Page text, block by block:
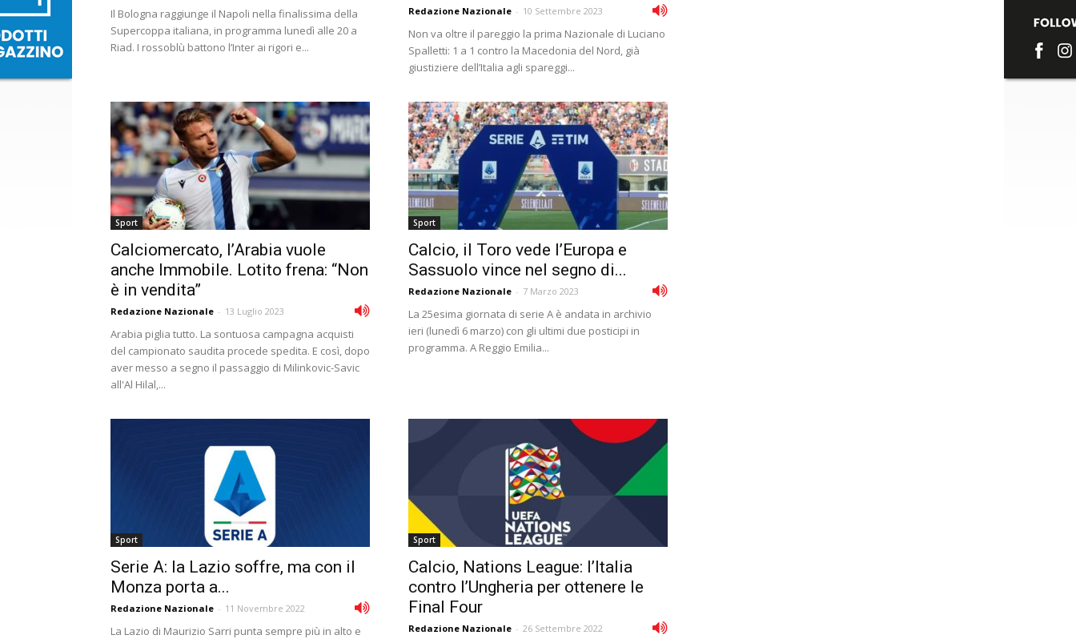
Il Bologna raggiunge il Napoli nella finalissima della
Supercoppa italiana, in programma lunedì alle 20 a
Riad. I rossoblù battono l’Inter ai rigori e...
Redazione Nazionale - 10 Settembre 2023
Non va oltre il pareggio la prima Nazionale di Luciano
Spalletti: 1 a 1 contro la Macedonia del Nord, già
giustiziere dell’Italia agli spareggi...
Sport
Calciomercato, l’Arabia vuole
anche Immobile. Lotito frena: “Non
è in vendita”
Redazione Nazionale - 13 Luglio 2023
Arabia piglia tutto. La sontuosa campagna acquisti
del campionato saudita procede spedita. E così, dopo
aver messo a segno il passaggio di Milinkovic-Savic
all'Al Hilal,...
Sport
Calcio, il Toro vede l’Europa e
Sassuolo vince nel segno di...
Redazione Nazionale - 7 Marzo 2023
La 25esima giornata di serie A è andata in archivio
ieri (lunedì 6 marzo) con gli ultimi due posticipi in
programma. A Reggio Emilia...
Sport
Serie A: la Lazio soffre, ma con il
Monza porta a...
Redazione Nazionale - 11 Novembre 2022
La Lazio di Maurizio Sarri punta sempre più in alto e
Sport
Calcio, Nations League: l’Italia
contro l’Ungheria per ottenere le
Final Four
Redazione Nazionale - 26 Settembre 2022